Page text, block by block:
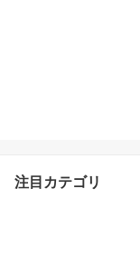
注目カテゴリ